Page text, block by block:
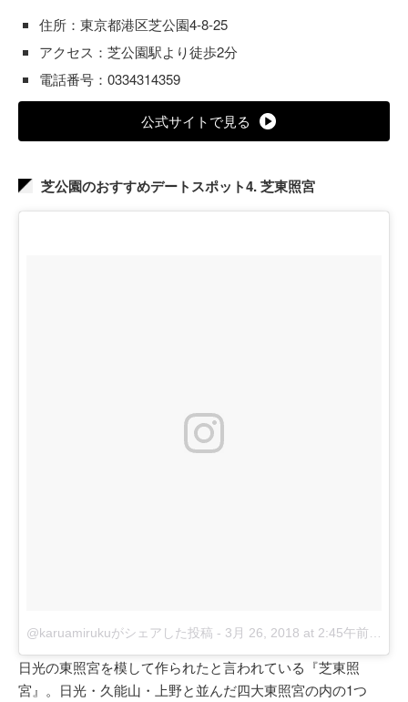
住所：東京都港区芝公園4-8-25
アクセス：芝公園駅より徒歩2分
電話番号：0334314359
公式サイトで見る
芝公園のおすすめデートスポット4. 芝東照宮
@karuamirukuがシェアした投稿 - 3月 26, 2018 at 2:45午前 PDT
日光の東照宮を模して作られたと言われている『芝東照
宮』。日光・久能山・上野と並んだ四大東照宮の内の1つ